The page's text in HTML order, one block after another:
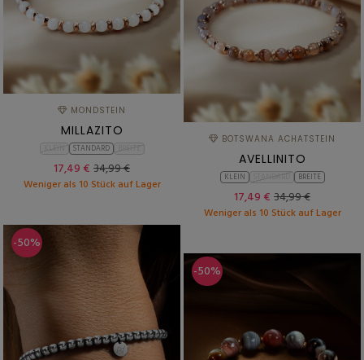
MONDSTEIN
MILLAZITO
STANDARD
17,49 € 34,99 €
Weniger als 10 Stück auf Lager
BOTSWANA ACHATSTEIN
AVELLINITO
KLEIN BREITE
17,49 € 34,99 €
Weniger als 10 Stück auf Lager
-50%
-50%